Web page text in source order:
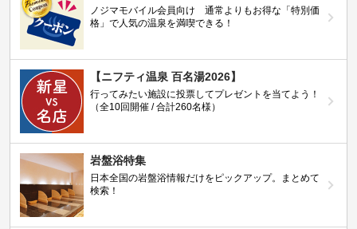
ノジマモバイル会員向け 通常よりもお得な「特別価
格」で人気の温泉を満喫できる！
【ニフティ温泉 百名湯2026】
行ってみたい施設に投票してプレゼントを当てよう！
（全10回開催 / 合計260名様）
岩盤浴特集
日本全国の岩盤浴情報だけをピックアップ。まとめて
検索！